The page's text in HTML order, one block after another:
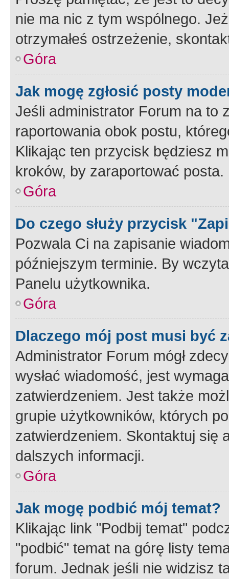
nie ma nic z tym wspólnego.
otrzymałeś ostrzeżenie,
Góra
Jak mogę zgłosić posty
Jeśli administrator Forum na to
raportowania obok postu,
Klikając ten przycisk będziesz
kroków, by zaraportować posta.
Góra
Do czego służy przycisk
Pozwala Ci na zapisanie
późniejszym terminie. By
Panelu użytkownika.
Góra
Dlaczego mój post musi być
Administrator Forum mógł
wysłać wiadomość, jest
zatwierdzeniem. Jest także
grupie użytkowników, których
zatwierdzeniem. Skontaktuj się
dalszych informacji.
Góra
Jak mogę podbić mój temat?
Klikając link "Podbij temat"
"podbić" temat na górę listy
forum. Jednak jeśli nie widzisz